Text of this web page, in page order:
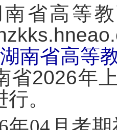
南省高等
南省高等
省2026年
。